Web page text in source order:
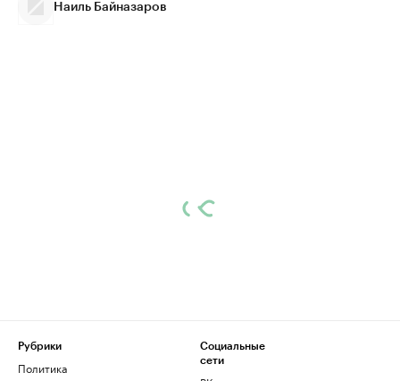
Наиль Байназаров
Рубрики
Политика
Социальные
сети